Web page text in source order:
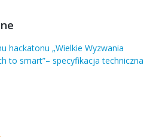
hackatonu „Wielkie Wyzwania
to smart”– specyfikacja techniczna